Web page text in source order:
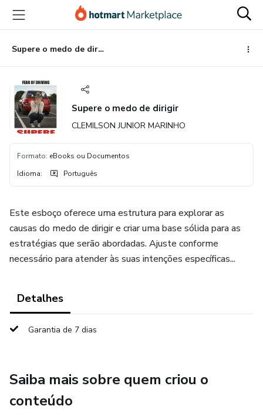
para
conteúdo
principal
para
pagamento
para
rodapé
Supere o medo de dirigir
Supere o medo de dirigir
CLEMILSON JUNIOR MARINHO
Formato: eBooks ou Documentos
Idioma: Português
Este esboço oferece uma estrutura para explorar as
causas do medo de dirigir e criar uma base sólida para as
estratégias que serão abordadas. Ajuste conforme
necessário para atender às suas intenções específicas...
Detalhes
Garantia de 7 dias
Saiba mais sobre quem criou o
conteúdo